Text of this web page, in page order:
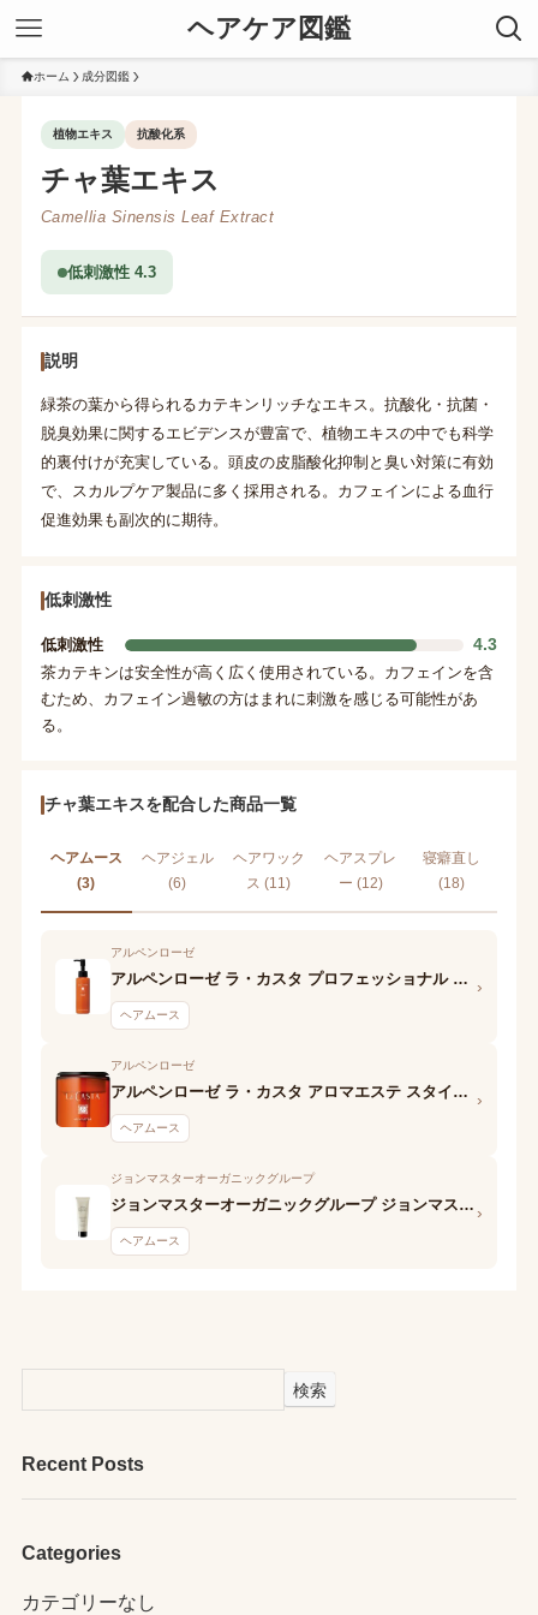
ヘアケア図鑑
ホーム 成分図鑑
植物エキス 抗酸化系
チャ葉エキス
Camellia Sinensis Leaf Extract
低刺激性 4.3
説明
緑茶の葉から得られるカテキンリッチなエキス。抗酸化・抗菌・
脱臭効果に関するエビデンスが豊富で、植物エキスの中でも科学
的裏付けが充実している。頭皮の皮脂酸化抑制と臭い対策に有効
で、スカルプケア製品に多く採用される。カフェインによる血行
促進効果も副次的に期待。
低刺激性
低刺激性 4.3
茶カテキンは安全性が高く広く使用されている。カフェインを含
むため、カフェイン過敏の方はまれに刺激を感じる可能性があ
る。
チャ葉エキスを配合した商品一覧
ヘアムース
(3)
ヘアジェル
(6)
ヘアワック
ス (11)
ヘアスプレ
ー (12)
寝癖直し
(18)
アルペンローゼ
アルペンローゼ ラ・カスタ プロフェッショナル スタイリング ボリュームアレンジ フォーム
ヘアムース
›
アルペンローゼ
アルペンローゼ ラ・カスタ アロマエステ スタイリングフォーム ボリュームアップ
ヘアムース
›
ジョンマスターオーガニックグループ
ジョンマスターオーガニックグループ ジョンマスターオーガニック Q&Aボリューマイジングフォーム
ヘアムース
›
検索
Recent Posts
Categories
カテゴリーなし